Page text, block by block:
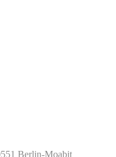
Berlin-Moabit